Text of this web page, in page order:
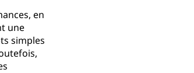
en
une
simples